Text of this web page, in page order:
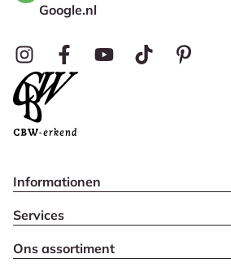
Google.nl
Informationen
Services
Ons assortiment